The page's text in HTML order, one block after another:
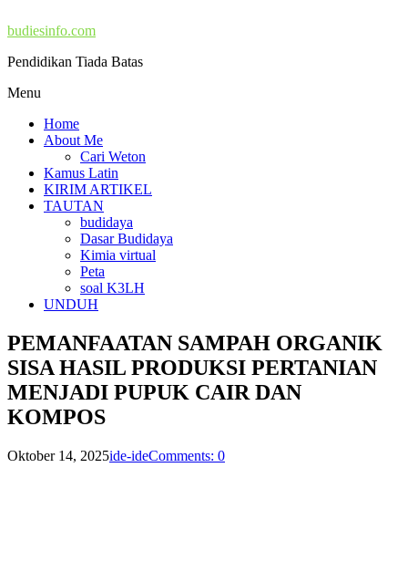
budiesinfo.com
Pendidikan Tiada Batas
Menu
Home
About Me
Cari Weton
Kamus Latin
KIRIM ARTIKEL
TAUTAN
budidaya
Dasar Budidaya
Kimia virtual
Peta
soal K3LH
UNDUH
PEMANFAATAN SAMPAH ORGANIK
SISA HASIL PRODUKSI PERTANIAN
MENJADI PUPUK CAIR DAN
KOMPOS
Oktober 14, 2025ide-ideComments: 0